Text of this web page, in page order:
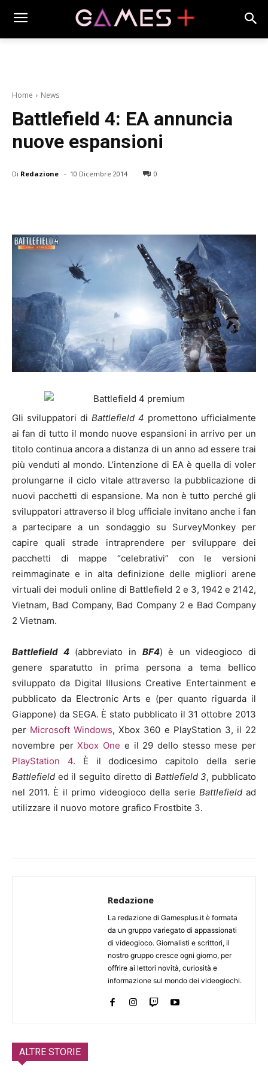
Home News
Battlefield 4: EA annuncia
nuove espansioni
Di Redazione - 10 Dicembre 2014 0
Gli sviluppatori di Battlefield 4 promettono ufficialmente
ai fan di tutto il mondo nuove espansioni in arrivo per un
titolo continua ancora a distanza di un anno ad essere trai
più venduti al mondo. L’intenzione di EA è quella di voler
prolungarne il ciclo vitale attraverso la pubblicazione di
nuovi pacchetti di espansione. Ma non è tutto perché gli
sviluppatori attraverso il blog ufficiale invitano anche i fan
a partecipare a un sondaggio su SurveyMonkey per
capire quali strade intraprendere per sviluppare dei
pacchetti di mappe “celebrativi” con le versioni
reimmaginate e in alta definizione delle migliori arene
virtuali dei moduli online di Battlefield 2 e 3, 1942 e 2142,
Vietnam, Bad Company, Bad Company 2 e Bad Company
2 Vietnam.
Battlefield 4(abbreviato in BF4) è un videogioco di
genere sparatutto in prima persona a tema bellico
sviluppato da Digital Illusions Creative Entertainment e
pubblicato da Electronic Arts e (per quanto riguarda il
Giappone) da SEGA. È stato pubblicato il 31 ottobre 2013
per Microsoft Windows, Xbox 360 e PlayStation 3, il 22
novembre perXbox One e il 29 dello stesso mese per
PlayStation 4. È il dodicesimo capitolo della serie
Battlefield ed il seguito diretto di Battlefield 3, pubblicato
nel 2011. È il primo videogioco della serie Battlefieldad
utilizzare il nuovo motore grafico Frostbite 3.
Redazione
La redazione di Gamesplus.it è formata
da un gruppo variegato di appassionati
di videogioco. Giornalisti e scrittori, il
nostro gruppo cresce ogni giorno, per
offrire ai lettori novità, curiosità e
informazione sul mondo dei videogiochi.
ALTRE STORIE